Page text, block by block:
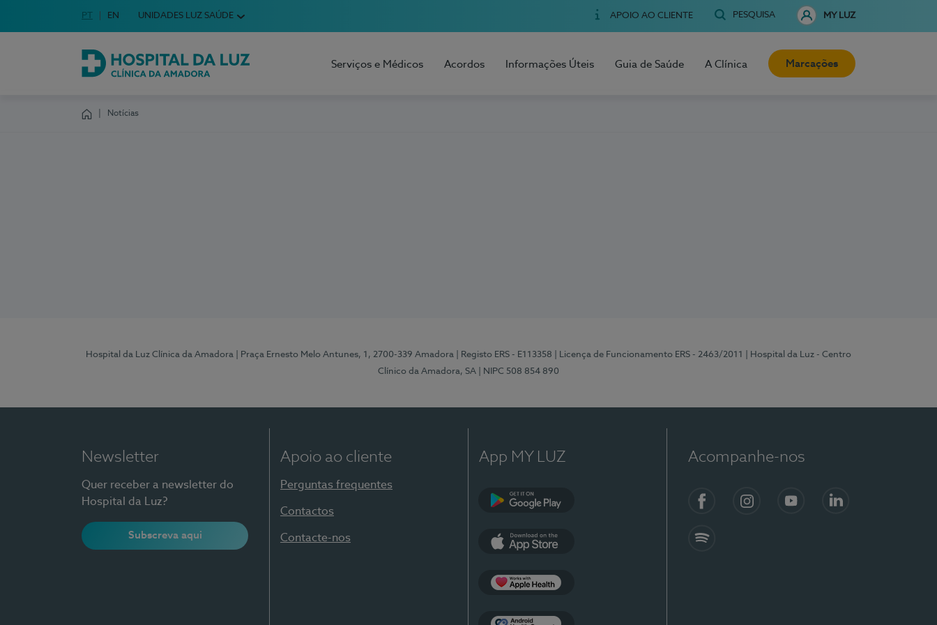
Escolha o seu idioma
Idioma em Português
PT English Language
EN UNIDADES LUZ SAÚDE APOIO AO CLIENTE PESQUISA MY LUZ
Hospital da Luz Clínica da Amadora
Serviços e Médicos Acordos Informações Úteis Guia de Saúde A Clínica Marcações
Notícias
Hospital da Luz Clínica da Amadora | Praça Ernesto Melo Antunes, 1, 2700-339 Amadora | Registo ERS - E113358 | Licença de Funcionamento ERS - 2463/2011
| Hospital da Luz - Centro
Clínico da Amadora, SA
| NIPC 508 854 890
Newsletter
Quer receber a newsletter do
Hospital da Luz?
Subscreva aqui
Apoio ao cliente
Perguntas frequentes
Contactos
Contacte-nos
App MY LUZ Acompanhe-nos